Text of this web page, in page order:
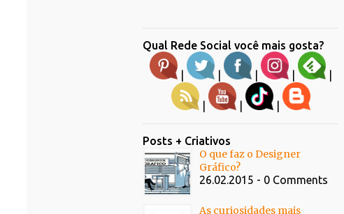
Qual Rede Social você mais gosta?
| | | | |
| | |
Posts + Criativos
O que faz o Designer
Gráfico?
26.02.2015 - 0 Comments
As curiosidades mais